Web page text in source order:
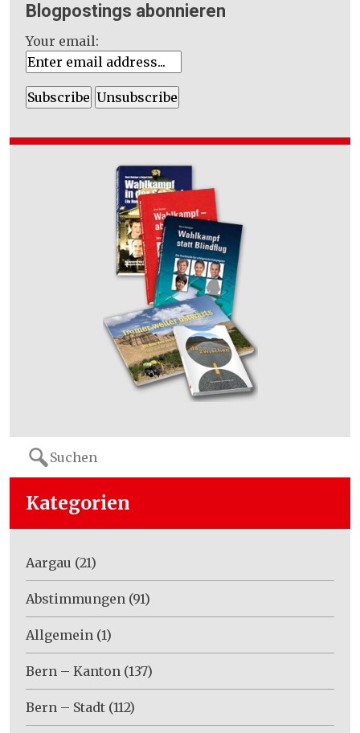
Blogpostings abonnieren
Your email:
Search
for:
Kategorien
Aargau (21)
Abstimmungen (91)
Allgemein (1)
Bern – Kanton (137)
Bern – Stadt (112)